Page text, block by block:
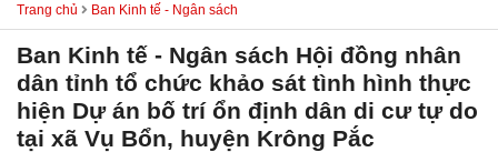
Trang chủ Ban Kinh tế - Ngân sách
Ban Kinh tế - Ngân sách Hội đồng nhân
dân tỉnh tổ chức khảo sát tình hình thực
hiện Dự án bố trí ổn định dân di cư tự do
tại xã Vụ Bổn, huyện Krông Pắc